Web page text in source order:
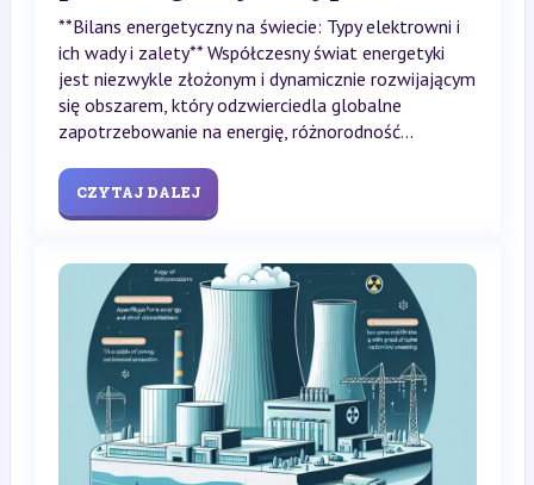
**Bilans energetyczny na świecie: Typy elektrowni i
ich wady i zalety** Współczesny świat energetyki
jest niezwykle złożonym i dynamicznie rozwijającym
się obszarem, który odzwierciedla globalne
zapotrzebowanie na energię, różnorodność...
CZYTAJ DALEJ